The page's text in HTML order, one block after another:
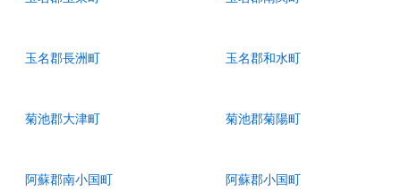
玉名郡長洲町 玉名郡和水町
菊池郡大津町 菊池郡菊陽町
阿蘇郡南小国町 阿蘇郡小国町